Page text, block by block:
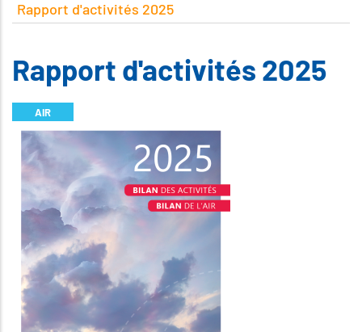
Rapport d'activités 2025
Rapport d'activités 2025
AIR
Illustration